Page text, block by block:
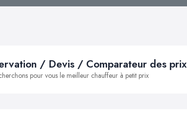
/ Devis / Comparateur des prix
pour vous le meilleur chauffeur à petit prix